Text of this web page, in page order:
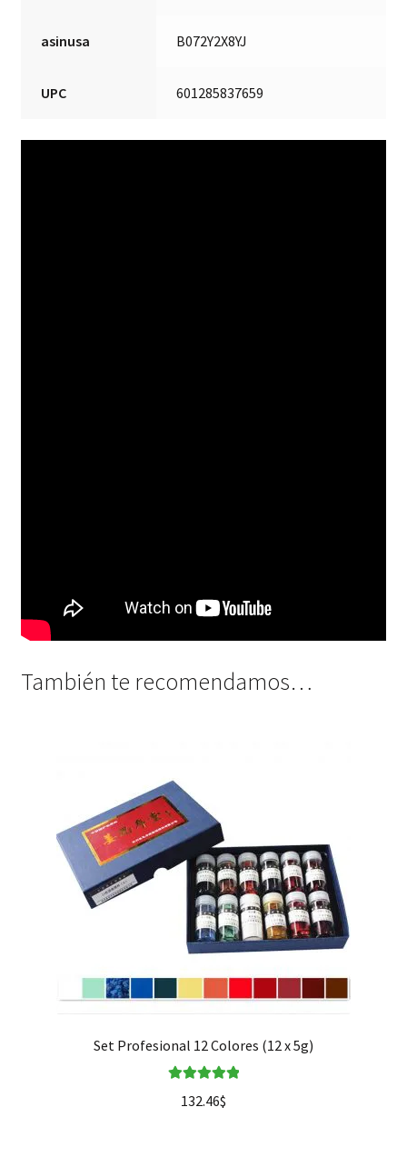
asinusa B072Y2X8YJ
UPC 601285837659
También te recomendamos…
Set Profesional 12 Colores (12 x 5g)
de 5
132.46$